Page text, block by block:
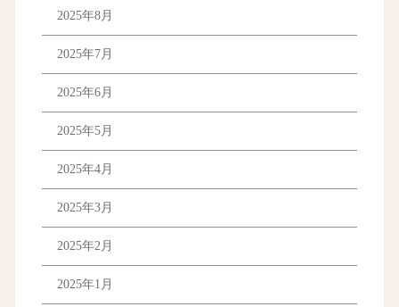
2025年8月
2025年7月
2025年6月
2025年5月
2025年4月
2025年3月
2025年2月
2025年1月